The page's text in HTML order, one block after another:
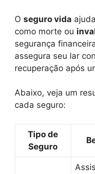
O seguro vida
como morte ou
segurança
assegura seu lar
recuperação após
Abaixo, veja um
cada seguro:
Tipo de
Seguro